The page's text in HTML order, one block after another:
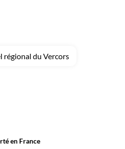
régional du Vercors
en France